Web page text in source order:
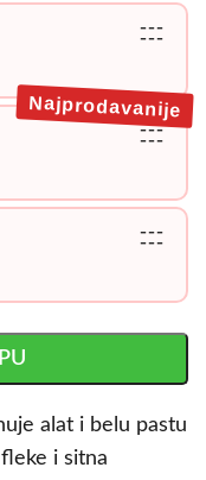
---
---
---
---
Najprodavanije
---
---
alat i belu pastu
i sitna